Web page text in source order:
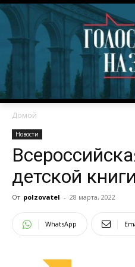
Домой
Новости
детской книги
От polzovatel - 28 марта, 2022
WhatsApp